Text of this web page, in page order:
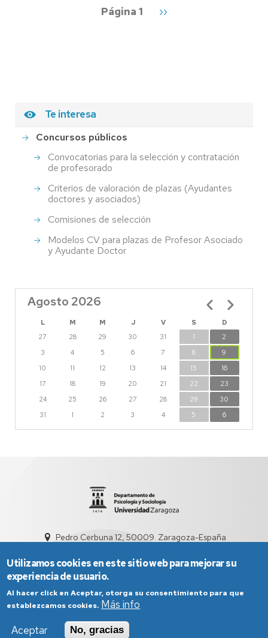
Página 1
Siguiente
››
Te interesa
Concursos públicos
Convocatorias para la selección y contratación
de profesorado
Criterios de valoración de plazas (Ayudantes
doctores y asociados)
Comisiones de selección
Modelos CV para plazas de Profesor Asociado
y Ayudante Doctor
Agosto 2026
L M M J V S
D
27
28 29 30 31 1
2
3
4 5 6 7 8
9
10
11 12 13 14 15
16
17
18 19 20 21 22
23
24
25 26 27 28 29
30
31
1 2 3 4 5 6
Paginación
Pedro Cerbuna 12, 50009. Zaragoza-España
Aviso Legal
Condiciones generales de uso
Utilizamos cookies en este sitio web para mejorar su
experiencia de usuario.
Al hacer click en Aceptar, otorga su consentimiento para que
establezcamos cookies. Más info
Aceptar
No, gracias